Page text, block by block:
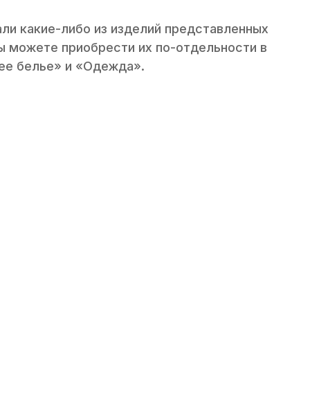
какие-либо из изделий представленных
можете приобрести их по-отдельности в
белье» и «Одежда».